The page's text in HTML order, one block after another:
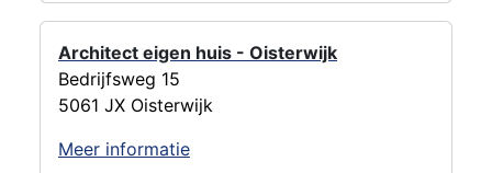
Architect eigen huis - Oisterwijk
Bedrijfsweg 15
5061 JX Oisterwijk
Meer informatie